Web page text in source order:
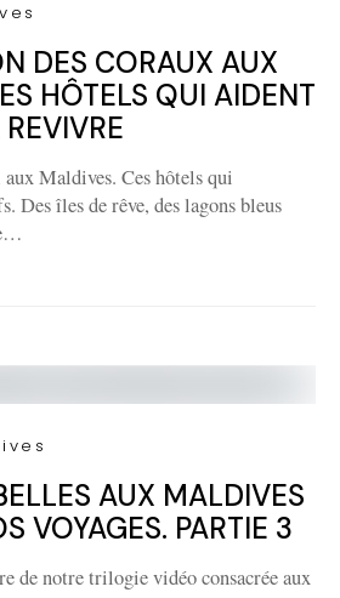
DES CORAUX AUX
HÔTELS QUI AIDENT
Maldives. Ces hôtels qui
Des îles de rêve, des lagons bleus
AUX MALDIVES
VOYAGES. PARTIE 3
de notre trilogie vidéo consacrée aux